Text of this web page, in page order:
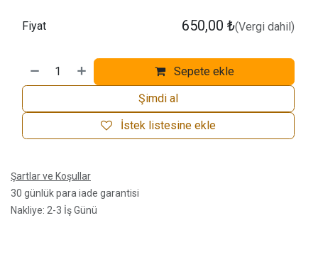
Sepete ekle
Şimdi al
İstek listesine ekle
Fiyat 650,00 ₺(Vergi dahil)
Şartlar ve Koşullar
30 günlük para iade garantisi
Nakliye: 2-3 İş Günü